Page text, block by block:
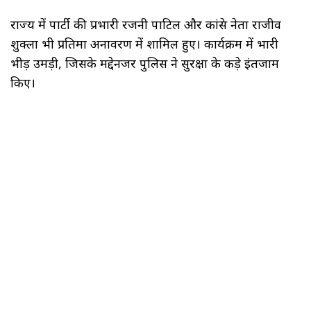
राज्य में पार्टी की प्रभारी रजनी पाटिल और कांग्रेस नेता राजीव
शुक्ला भी प्रतिमा अनावरण में शामिल हुए। कार्यक्रम में भारी
भीड़ उमड़ी, जिसके मद्देनजर पुलिस ने सुरक्षा के कड़े इंतजाम
किए।